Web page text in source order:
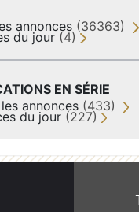
annonces (36363)
du jour (4)
EN SÉRIE
annonces (433)
du jour (227)